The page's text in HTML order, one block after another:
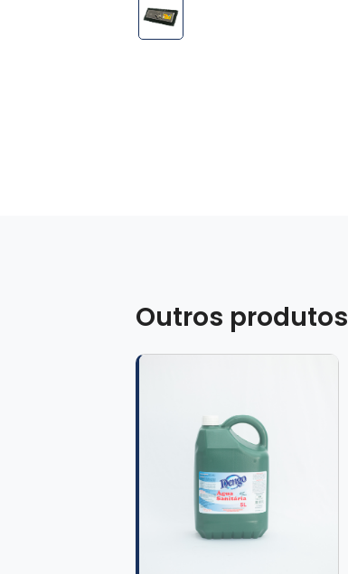
Outros produtos